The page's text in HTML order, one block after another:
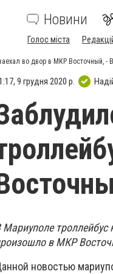
Новини
Голос міста
во двор в МКР Восточный, -
9 грудня 2020 р.
Мариуполе
в МКР
новостью